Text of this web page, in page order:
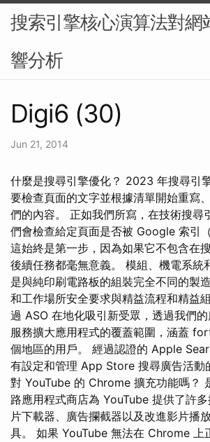
搜索引擎核心演算法對網
響分析
Digi6 (30)
Jun 21, 2014
什麼是搜尋引擎優化？ 2023 年搜尋引
要檢查頁面的文字並根據清單開始重寫
們的內容。 正如我們所寫，在技術搜尋
們會檢查給定頁面是否被 Google 索引
這始終是第一步，因為如果它不包含在
後續任務都毫無意義。 模組、機電系統
是與純印刷電路板的組裝完全不同的製
和工作場所安全要求與精益流程和精益
過 ASO 在地化吸引新受眾，透過我們
服務擴大應用程式的覆蓋範圍，涵蓋
個地區的用戶。 經過認證的 Apple
有設定和管理 App Store 搜尋廣告活動
對 YouTube 的 Chrome 擴充功能嗎？
路應用程式商店為 YouTube 提供了許
片下載器、廣告攔截器以及改進影片播
具。 如果 YouTube 無法在 Chrome 上